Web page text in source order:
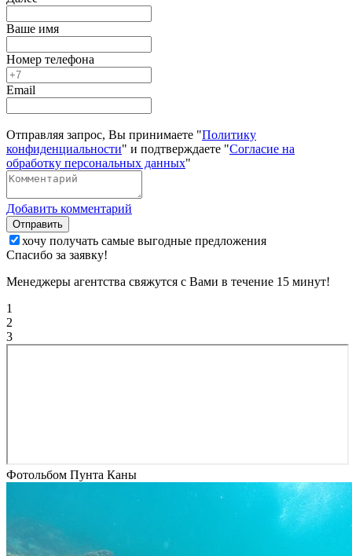
Ваше имя
Номер телефона
Email
Отправляя запрос, Вы принимаете "Политику
конфиденциальности" и подтверждаете "Согласие на
обработку персональных данных"
Добавить комментарий
Отправить
хочу получать самые выгодные предложения
Спасибо за заявку!
Менеджеры агентства свяжутся с Вами в течение 15 минут!
1
2
3
Фотольбом Пунта Каны